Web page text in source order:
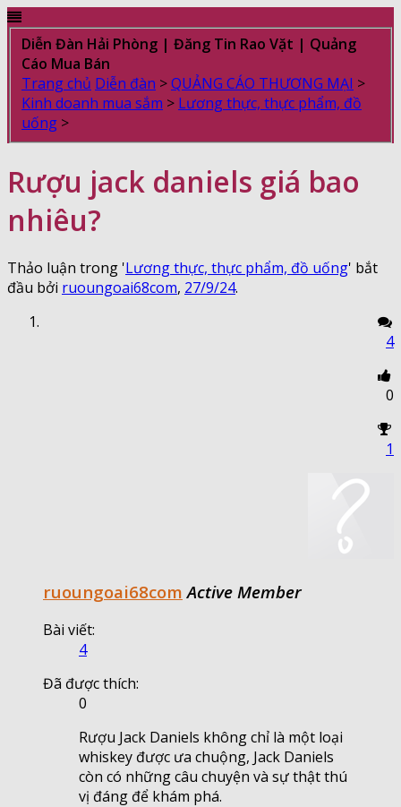
Diễn Đàn Hải Phòng | Đăng Tin Rao Vặt | Quảng
Cáo Mua Bán
Trang chủ Diễn đàn >QUẢNG CÁO THƯƠNG MẠI >
Kinh doanh mua sắm > Lương thực, thực phẩm, đồ
uống >
Rượu jack daniels giá bao
nhiêu?
Thảo luận trong 'Lương thực, thực phẩm, đồ uống' bắt
đầu bởi ruoungoai68com, 27/9/24.
4
0
1
ruoungoai68com Active Member
Bài viết:
4
Đã được thích:
0
Rượu Jack Daniels không chỉ là một loại
whiskey được ưa chuộng, Jack Daniels
còn có những câu chuyện và sự thật thú
vị đáng để khám phá.